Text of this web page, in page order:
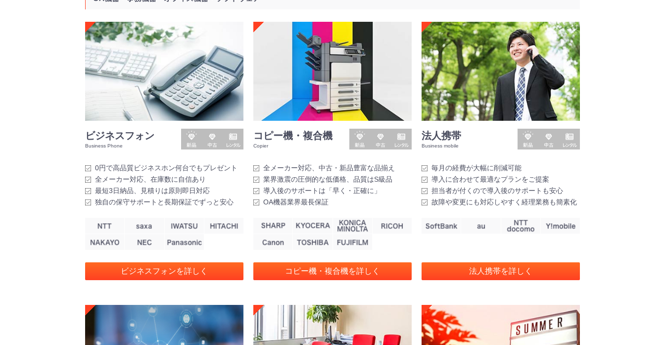
ビジネスフォン
新
品
中
古
レ
ン
ル
0円で高品質ビジネスホン何台でもプレゼント
全メーカー対応、在庫数に自信あり
最短3日納品、見積りは原則即日対応
独自の保守サポートと長期保証でずっと安心
ビジネスフォンを詳しく
コピー機・複合機
新
品
中
古
レ
ン
ル
全メーカー対応、中古・新品豊富な品揃え
業界激震の圧倒的な低価格、品質はS級品
導入後のサポートは「早く・正確に」
OA機器業界最長保証
コピー機・複合機を詳しく
法人携帯
新
品
中
古
レ
ン
毎月の経費が大幅に削減可能
導入に合わせて最適なプランをご提案
担当者が付くので導入後のサポートも安心
故障や変更にも対応しやすく経理業務も簡素化
法人携帯を詳しく